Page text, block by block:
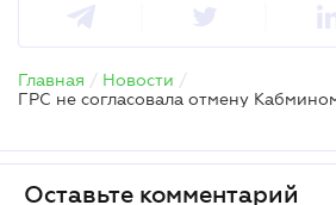
Главная / Новости /
Оставьте комментарий